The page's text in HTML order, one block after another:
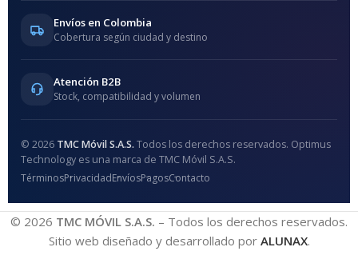
Envíos en Colombia
Cobertura según ciudad y destino
Atención B2B
Stock, compatibilidad y volumen
© 2026 TMC Móvil S.A.S. Todos los derechos reservados. Optimus
Technology es una marca de TMC Móvil S.A.S.
TérminosPrivacidadEnvíosPagosContacto
© 2026 TMC MÓVIL S.A.S. – Todos los derechos reservados.
Sitio web diseñado y desarrollado por ALUNAX.